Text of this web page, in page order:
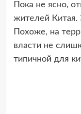
Пока не ясно,
жителей Китая.
Похоже, на
власти не
типичной для